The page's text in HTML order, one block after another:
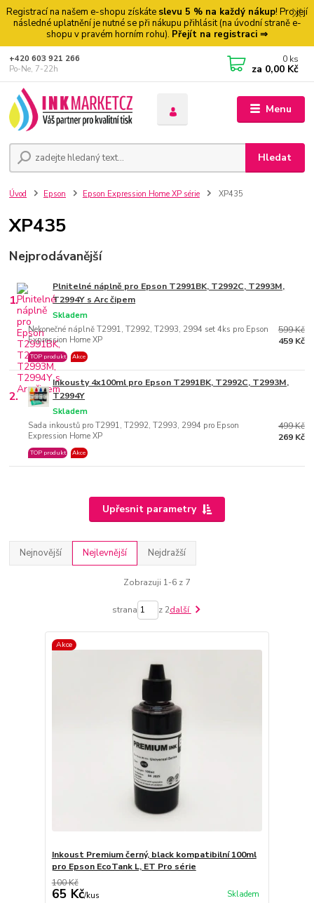
Registrací na našem e-shopu získáte slevu 5 % na každý nákup! Pro její
následné uplatnění je nutné se při nákupu přihlásit (na úvodní straně e-
shopu v pravém horním rohu). Přejít na registraci ⇒
Menu
Hledat
+420 603 921 266
Po-Ne, 7-22h
0 ks
za 0,00 Kč
Úvod Epson Epson Expression Home XP série XP435
XP435
Nejprodávanější
1.
Plnitelné náplně pro Epson T2991BK, T2992C, T2993M,
T2994Y s Arc čipem
Nekonečné náplně T2991, T2992, T2993, 2994 set 4ks pro Epson
Expression Home XP
Skladem
TOP produkt Akce
599 Kč
459 Kč
2.
Inkousty 4x100ml pro Epson T2991BK, T2992C, T2993M,
T2994Y
Sada inkoustů pro T2991, T2992, T2993, 2994 pro Epson
Expression Home XP
Skladem
TOP produkt Akce
499 Kč
269 Kč
Upřesnit parametry
Nejnovější Nejlevnější Nejdražší
Zobrazuji 1-6 z 7
strana z 2další
Akce
Inkoust Premium černý, black kompatibilní 100ml
pro Epson EcoTank L, ET Pro série
100 Kč
65 Kč/kus Skladem